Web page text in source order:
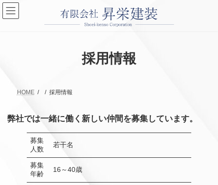
コ
ン
テ
ナ
ビ
ゲ
採用情報
HOME 採用情報
弊社では一緒に働く新しい仲間を募集しています。
募集
人数
若干名
募集
年齢
16～40歳